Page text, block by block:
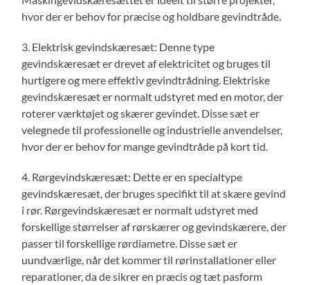
hvor der er behov for præcise og holdbare gevindtråde.
3. Elektrisk gevindskæresæt: Denne type
gevindskæresæt er drevet af elektricitet og bruges til
hurtigere og mere effektiv gevindtrådning. Elektriske
gevindskæresæt er normalt udstyret med en motor, der
roterer værktøjet og skærer gevindet. Disse sæt er
velegnede til professionelle og industrielle anvendelser,
hvor der er behov for mange gevindtråde på kort tid.
4. Rørgevindskæresæt: Dette er en specialtype
gevindskæresæt, der bruges specifikt til at skære gevind
i rør. Rørgevindskæresæt er normalt udstyret med
forskellige størrelser af rørskærer og gevindskærere, der
passer til forskellige rørdiametre. Disse sæt er
uundværlige, når det kommer til rørinstallationer eller
reparationer, da de sikrer en præcis og tæt pasform